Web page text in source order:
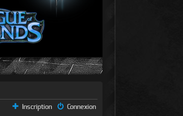
Inscription Connexion